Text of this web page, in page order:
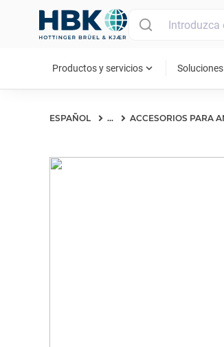
Productos y servicios expand_more Soluciones
ESPAÑOL ...